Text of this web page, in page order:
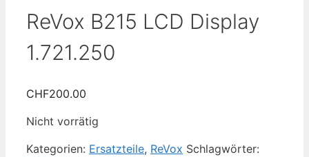
ReVox B215 LCD Display
1.721.250
CHF200.00
Nicht vorrätig
Kategorien: Ersatzteile, ReVox Schlagwörter: